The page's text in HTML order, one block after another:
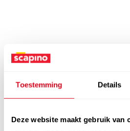
Toestemming Details
Deze website maakt gebruik van